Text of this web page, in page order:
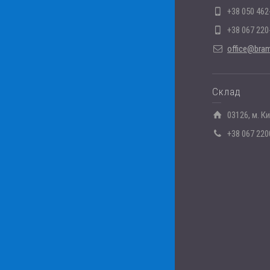
+38 050
+38 067
Склад
03126, м.
+38 067